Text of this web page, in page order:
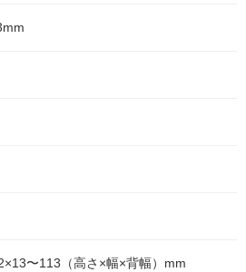
〜113（高さ×幅×背幅）mm